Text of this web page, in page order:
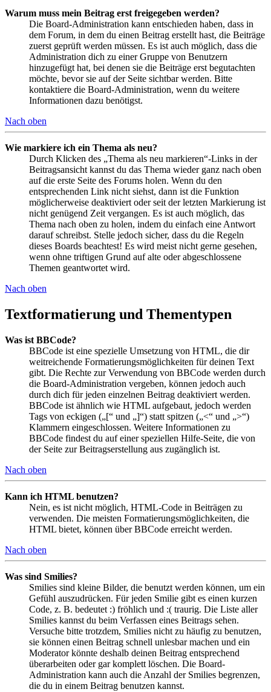
Warum muss mein Beitrag erst freigegeben werden?
Die Board-Administration kann entschieden haben, dass in
dem Forum, in dem du einen Beitrag erstellt hast, die Beiträge
zuerst geprüft werden müssen. Es ist auch möglich, dass die
Administration dich zu einer Gruppe von Benutzern
hinzugefügt hat, bei denen sie die Beiträge erst begutachten
möchte, bevor sie auf der Seite sichtbar werden. Bitte
kontaktiere die Board-Administration, wenn du weitere
Informationen dazu benötigst.
Nach oben
Wie markiere ich ein Thema als neu?
Durch Klicken des „Thema als neu markieren“-Links in der
Beitragsansicht kannst du das Thema wieder ganz nach oben
auf die erste Seite des Forums holen. Wenn du den
entsprechenden Link nicht siehst, dann ist die Funktion
möglicherweise deaktiviert oder seit der letzten Markierung ist
nicht genügend Zeit vergangen. Es ist auch möglich, das
Thema nach oben zu holen, indem du einfach eine Antwort
darauf schreibst. Stelle jedoch sicher, dass du die Regeln
dieses Boards beachtest! Es wird meist nicht gerne gesehen,
wenn ohne triftigen Grund auf alte oder abgeschlossene
Themen geantwortet wird.
Nach oben
Textformatierung und Thementypen
Was ist BBCode?
BBCode ist eine spezielle Umsetzung von HTML, die dir
weitreichende Formatierungsmöglichkeiten für deinen Text
gibt. Die Rechte zur Verwendung von BBCode werden durch
die Board-Administration vergeben, können jedoch auch
durch dich für jeden einzelnen Beitrag deaktiviert werden.
BBCode ist ähnlich wie HTML aufgebaut, jedoch werden
Tags von eckigen („[“ und „]“) statt spitzen („<“ und „>“)
Klammern eingeschlossen. Weitere Informationen zu
BBCode findest du auf einer speziellen Hilfe-Seite, die von
der Seite zur Beitragserstellung aus zugänglich ist.
Nach oben
Kann ich HTML benutzen?
Nein, es ist nicht möglich, HTML-Code in Beiträgen zu
verwenden. Die meisten Formatierungsmöglichkeiten, die
HTML bietet, können über BBCode erreicht werden.
Nach oben
Was sind Smilies?
Smilies sind kleine Bilder, die benutzt werden können, um ein
Gefühl auszudrücken. Für jeden Smilie gibt es einen kurzen
Code, z. B. bedeutet :) fröhlich und :( traurig. Die Liste aller
Smilies kannst du beim Verfassen eines Beitrags sehen.
Versuche bitte trotzdem, Smilies nicht zu häufig zu benutzen,
sie können einen Beitrag schnell unlesbar machen und ein
Moderator könnte deshalb deinen Beitrag entsprechend
überarbeiten oder gar komplett löschen. Die Board-
Administration kann auch die Anzahl der Smilies begrenzen,
die du in einem Beitrag benutzen kannst.